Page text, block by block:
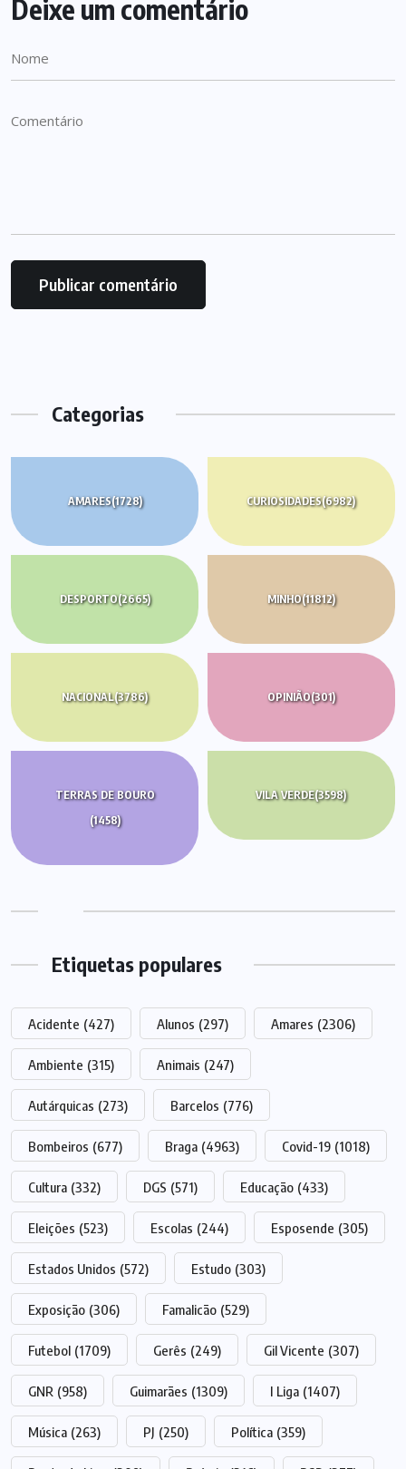
Deixe um comentário
Categorias
AMARES(1728) CURIOSIDADES(6982)
DESPORTO(2665) MINHO(11812)
NACIONAL(3786) OPINIÃO(301)
TERRAS DE BOURO
(1458)
VILA VERDE(3598)
Etiquetas populares
Acidente (427) Alunos (297) Amares (2306)
Ambiente (315) Animais (247)
Autárquicas (273) Barcelos (776)
Bombeiros (677) Braga (4963) Covid-19 (1018)
Cultura (332) DGS (571) Educação (433)
Eleições (523) Escolas (244) Esposende (305)
Estados Unidos (572) Estudo (303)
Exposição (306) Famalicão (529)
Futebol (1709) Gerês (249) Gil Vicente (307)
GNR (958) Guimarães (1309) I Liga (1407)
Música (263) PJ (250) Política (359)